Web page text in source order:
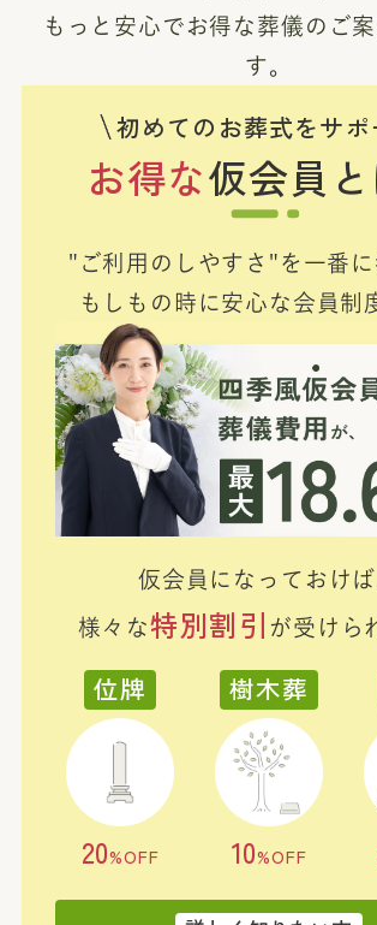
もっと安心でお得な葬儀のご
す。
初めてのお葬式をサポ
お得な仮会員と
"ご利用のしやすさ"を一番に
もしもの時に安心な会員制
仮会員になっておけば
様々な特別割引 が受けら
位牌
20%OFF
樹木葬
10%OFF